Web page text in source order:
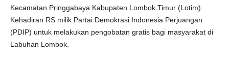
Kecamatan Pringgabaya Kabupaten Lombok Timur (Lotim).
Kehadiran RS milik Partai Demokrasi Indonesia Perjuangan
(PDIP) untuk melakukan pengobatan gratis bagi masyarakat di
Labuhan Lombok.